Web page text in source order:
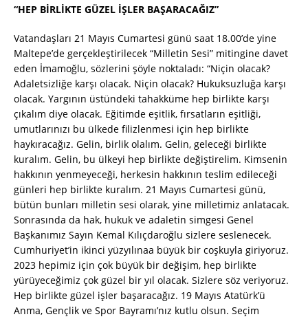
“HEP BİRLİKTE GÜZEL İŞLER BAŞARACAĞIZ”
Vatandaşları 21 Mayıs Cumartesi günü saat 18.00’de yine
Maltepe’de gerçekleştirilecek “Milletin Sesi” mitingine davet
eden İmamoğlu, sözlerini şöyle noktaladı: “Niçin olacak?
Adaletsizliğe karşı olacak. Niçin olacak? Hukuksuzluğa karşı
olacak. Yargının üstündeki tahakküme hep birlikte karşı
çıkalım diye olacak. Eğitimde eşitlik, fırsatların eşitliği,
umutlarınızı bu ülkede filizlenmesi için hep birlikte
haykıracağız. Gelin, birlik olalım. Gelin, geleceği birlikte
kuralım. Gelin, bu ülkeyi hep birlikte değiştirelim. Kimsenin
hakkının yenmeyeceği, herkesin hakkının teslim edileceği
günleri hep birlikte kuralım. 21 Mayıs Cumartesi günü,
bütün bunları milletin sesi olarak, yine milletimiz anlatacak.
Sonrasında da hak, hukuk ve adaletin simgesi Genel
Başkanımız Sayın Kemal Kılıçdaroğlu sizlere seslenecek.
Cumhuriyet’in ikinci yüzyılınaa büyük bir coşkuyla giriyoruz.
2023 hepimiz için çok büyük bir değişim, hep birlikte
yürüyeceğimiz çok güzel bir yıl olacak. Sizlere söz veriyoruz.
Hep birlikte güzel işler başaracağız. 19 Mayıs Atatürk’ü
Anma, Gençlik ve Spor Bayramı’nız kutlu olsun. Seçim